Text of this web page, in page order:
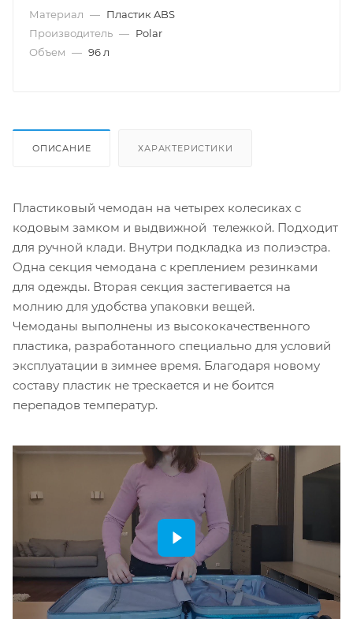
Материал — Пластик ABS
Производитель — Polar
Объем — 96 л
ОПИСАНИЕ ХАРАКТЕРИСТИКИ
Пластиковый чемодан на четырех колесиках с
кодовым замком и выдвижной тележкой. Подходит
для ручной клади. Внутри подкладка из полиэстра.
Одна секция чемодана с креплением резинками
для одежды. Вторая секция застегивается на
молнию для удобства упаковки вещей.
Чемоданы выполнены из высококачественного
пластика, разработанного специально для условий
эксплуатации в зимнее время. Благодаря новому
составу пластик не трескается и не боится
перепадов температур.